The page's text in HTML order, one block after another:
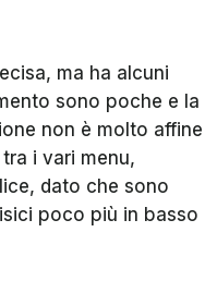
ma ha alcuni
sono poche e la
non è molto affine
i vari menu,
dato che sono
poco più in basso